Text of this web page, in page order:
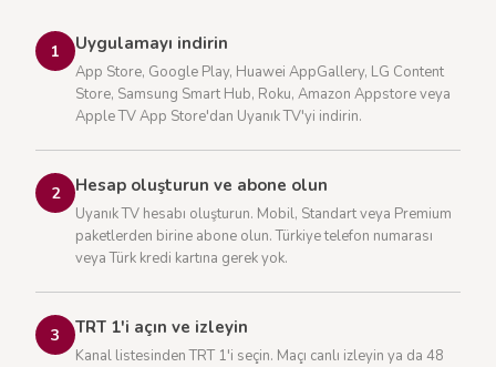
1 Uygulamayı indirin
App Store, Google Play, Huawei AppGallery, LG Content
Store, Samsung Smart Hub, Roku, Amazon Appstore veya
Apple TV App Store'dan Uyanık TV'yi indirin.
2 Hesap oluşturun ve abone olun
Uyanık TV hesabı oluşturun. Mobil, Standart veya Premium
paketlerden birine abone olun. Türkiye telefon numarası
veya Türk kredi kartına gerek yok.
3 TRT 1'i açın ve izleyin
Kanal listesinden TRT 1'i seçin. Maçı canlı izleyin ya da 48